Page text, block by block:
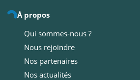
À propos
Qui sommes-nous ?
Nous rejoindre
Nos partenaires
Nos actualités